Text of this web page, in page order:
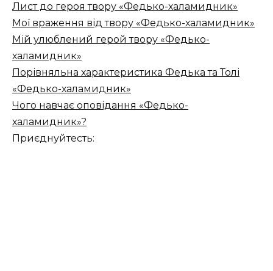
Лист до героя твору «Федько-халамидник»
Мої враження від твору «Федько-халамидник»
Мій улюблений герой твору «Федько-
халамидник»
Порівняльна характеристика Федька та Толі
«Федько-халамидник»
Чого навчає оповідання «Федько-
халамидник»?
Приєднуйтесть: